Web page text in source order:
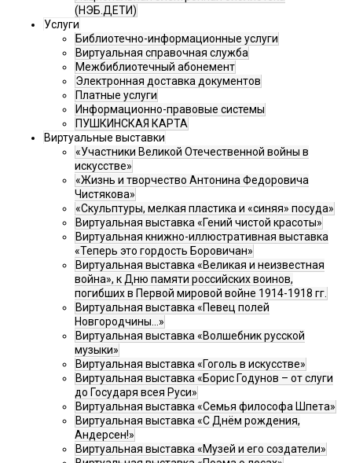
(НЭБ.ДЕТИ)
Услуги
Библиотечно-информационные услуги
Виртуальная справочная служба
Межбиблиотечный абонемент
Электронная доставка документов
Платные услуги
Информационно-правовые системы
ПУШКИНСКАЯ КАРТА
Виртуальные выставки
«Участники Великой Отечественной войны в
искусстве»
«Жизнь и творчество Антонина Федоровича
Чистякова»
«Скульптуры, мелкая пластика и «синяя» посуда»
Виртуальная выставка «Гений чистой красоты»
Виртуальная книжно-иллюстративная выставка
«Теперь это гордость Боровичан»
Виртуальная выставка «Великая и неизвестная
война», к Дню памяти российских воинов,
погибших в Первой мировой войне 1914-1918 гг.
Виртуальная выставка «Певец полей
Новгородчины…»
Виртуальная выставка «Волшебник русской
музыки»
Виртуальная выставка «Гоголь в искусстве»
Виртуальная выставка «Борис Годунов – от слуги
до Государя всея Руси»
Виртуальная выставка «Семья философа Шпета»
Виртуальная выставка «С Днём рождения,
Андерсен!»
Виртуальная выставка «Музей и его создатели»